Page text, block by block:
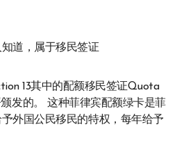
道，属于移民签证
13其中的配额移民签证Quota
发的。 这种菲律宾配额绿卡是菲
外国公民移民的特权，每年给予